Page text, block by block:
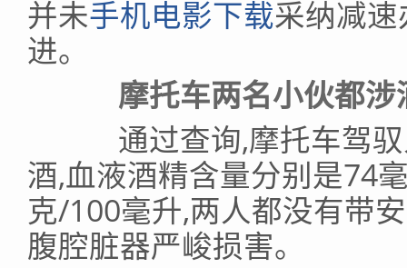
并未手机电影下载采纳减
进。
摩托车两名小伙都涉
通过查询,摩托车驾驭
酒,血液酒精含量分别是74
克/100毫升,两人都没有带
腹腔脏器严峻损害。